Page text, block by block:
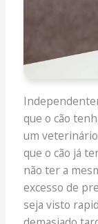
que o cão
um
que o cão já
não ter a
excesso de
seja visto